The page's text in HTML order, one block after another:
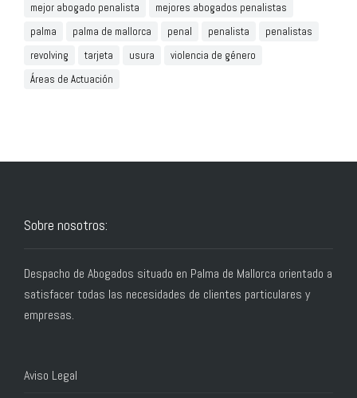
mejor abogado penalista
mejores abogados penalistas
palma
palma de mallorca penal penalista
penalistas
revolving
tarjeta usura
violencia de género
Áreas de Actuación
Sobre nosotros:
Despacho de Abogados situado en Palma de Mallorca orientado a
satisfacer todas las necesidades de clientes particulares y
empresas.
Aviso Legal